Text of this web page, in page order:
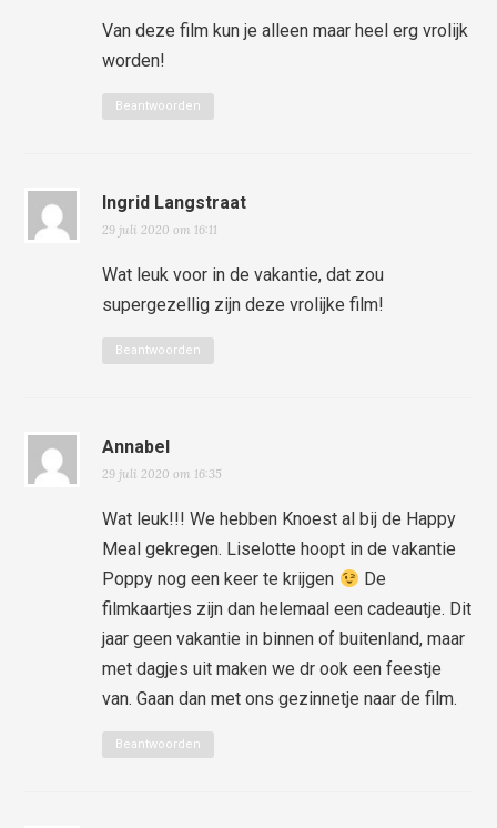
Van deze film kun je alleen maar heel erg vrolijk
worden!
Beantwoorden
Ingrid Langstraat
29 juli 2020 om 16:11
Wat leuk voor in de vakantie, dat zou
supergezellig zijn deze vrolijke film!
Beantwoorden
Annabel
29 juli 2020 om 16:35
Wat leuk!!! We hebben Knoest al bij de Happy
Meal gekregen. Liselotte hoopt in de vakantie
Poppy nog een keer te krijgen
De
filmkaartjes zijn dan helemaal een cadeautje. Dit
jaar geen vakantie in binnen of buitenland, maar
met dagjes uit maken we dr ook een feestje
van. Gaan dan met ons gezinnetje naar de film.
Beantwoorden